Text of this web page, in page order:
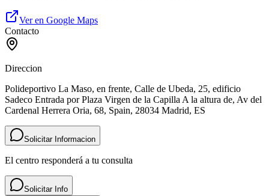
Ver en Google Maps
Contacto
Direccion
Polideportivo La Maso, en frente, Calle de Ubeda, 25, edificio
Sadeco Entrada por Plaza Virgen de la Capilla A la altura de, Av del
Cardenal Herrera Oria, 68, Spain, 28034 Madrid, ES
Solicitar Informacion
El centro responderá a tu consulta
Solicitar Info